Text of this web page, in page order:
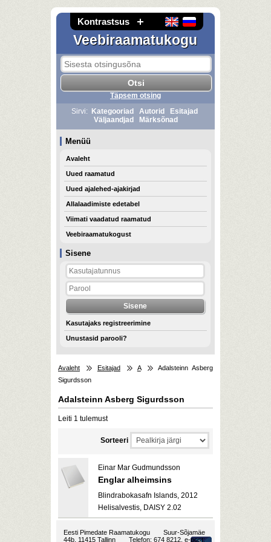
Kontrastsus
Veebiraamatukogu
Sisene
Kasutajaks registreerimine
Unustasid parooli?
Täpsem otsing
Sirvi:
Kategooriad Autorid
Esitajad
Väljaandjad
Märksõnad
Menüü
Avaleht
Uued raamatud
Uued ajalehed-ajakirjad
Allalaadimiste edetabel
Viimati vaadatud raamatud
Veebiraamatukogust
Avaleht Esitajad A
Adalsteinn Asberg
Sigurdsson
Adalsteinn Asberg Sigurdsson
Leiti 1 tulemust
Sorteeri
Einar Mar Gudmundsson
Englar alheimsins
Blindrabokasafn Islands, 2012
Helisalvestis, DAISY 2.02
Eesti Pimedate Raamatukogu
Suur-Sõjamäe
44b, 11415 Tallinn
Telefon: 674 8212, e-post: